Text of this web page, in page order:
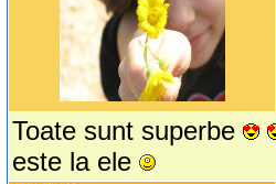
Toate sunt superbe
este la ele